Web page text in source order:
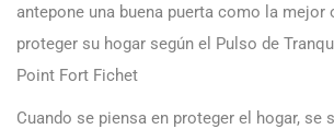
antepone una buena puerta como la mejor
proteger su hogar según el Pulso de
Point Fort Fichet
Cuando se piensa en proteger el hogar, se